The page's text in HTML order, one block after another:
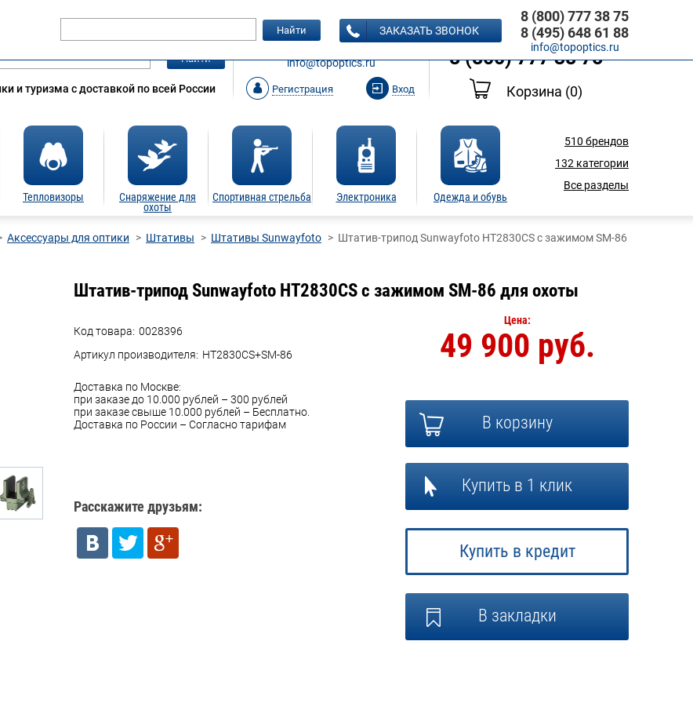
Найти
и туризма с доставкой по всей России
ЗАКАЗАТЬ ЗВОНОК
info@topoptics.ru
Регистрация Вход
8 (495) 648 61 88
8 (800) 777 38 75
Корзина (0)
Тепловизоры
Снаряжение для
охоты
Спортивная стрельба Электроника Одежда и обувь
510 брендов
132 категории
Все разделы
Найти ЗАКАЗАТЬ ЗВОНОК
8 (800) 777 38 75
8 (495) 648 61 88
info@topoptics.ru
Аксессуары для оптики Штативы Штативы Sunwayfoto
Штатив-трипод Sunwayfoto HT2830CS с зажимом SM-86
Штатив-трипод Sunwayfoto HT2830CS с зажимом SM-86 для охоты
Код товара: 0028396
Артикул производителя: HT2830CS+SM-86
Доставка по Москве:
при заказе до 10.000 рублей – 300 рублей
при заказе свыше 10.000 рублей – Бесплатно.
Доставка по России – Согласно тарифам
Расскажите друзьям:
Цена:
49 900 руб.
В корзину
Купить в 1 клик
Купить в кредит
В закладки